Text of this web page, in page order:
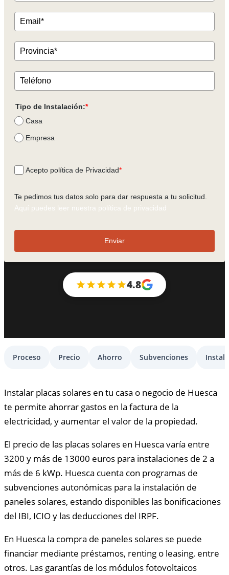
Tipo de Instalación:*
Casa
Empresa
Acepto política de Privacidad*
Te pedimos tus datos solo para dar respuesta a tu solicitud.
Aquí puedes leer nuestra política de privacidad
Enviar
4.8
Proceso Precio Ahorro Subvenciones
Instalar placas solares en tu casa o negocio de Huesca
te permite ahorrar gastos en la factura de la
electricidad, y aumentar el valor de la propiedad.
El precio de las placas solares en Huesca varía entre
3200 y más de 13000 euros para instalaciones de 2 a
más de 6 kWp. Huesca cuenta con programas de
subvenciones autonómicas para la instalación de
paneles solares, estando disponibles las bonificaciones
del IBI, ICIO y las deducciones del IRPF.
En Huesca la compra de paneles solares se puede
financiar mediante préstamos, renting o leasing, entre
otros. Las garantías de los módulos fotovoltaicos